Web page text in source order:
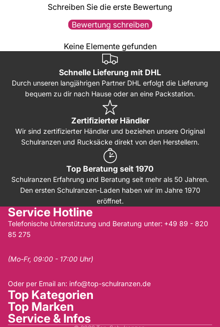
Schreiben Sie die erste Bewertung
Bewertung schreiben
Keine Elemente gefunden
Schnelle Lieferung mit DHL
Durch unseren langjährigen Partner DHL erfolgt die Lieferung
bequem zu dir nach Hause oder an eine Packstation.
Zertifizierter Händler
Wir sind zertifizierter Händler und beziehen unsere Original
Schulranzen und Rucksäcke direkt von den Herstellern.
Top Beratung seit 1970
Schulranzen Erfahrung und Beratung seit mehr als 50 Jahren.
Den ersten Schulranzen-Laden haben wir im Jahre 1970
eröffnet.
Service Hotline
Telefonische Unterstützung und Beratung unter: +49 89 - 820
85 275
(Mo-Fr, 09:00 - 17:00 Uhr)
Oder per Email an: info@top-schulranzen.de
Top Kategorien
Top Marken
Service & Infos